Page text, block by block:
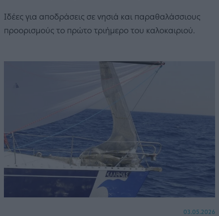
Ιδέες για αποδράσεις σε νησιά και παραθαλάσσιους
προορισμούς το πρώτο τριήμερο του καλοκαιριού.
03.05.2026